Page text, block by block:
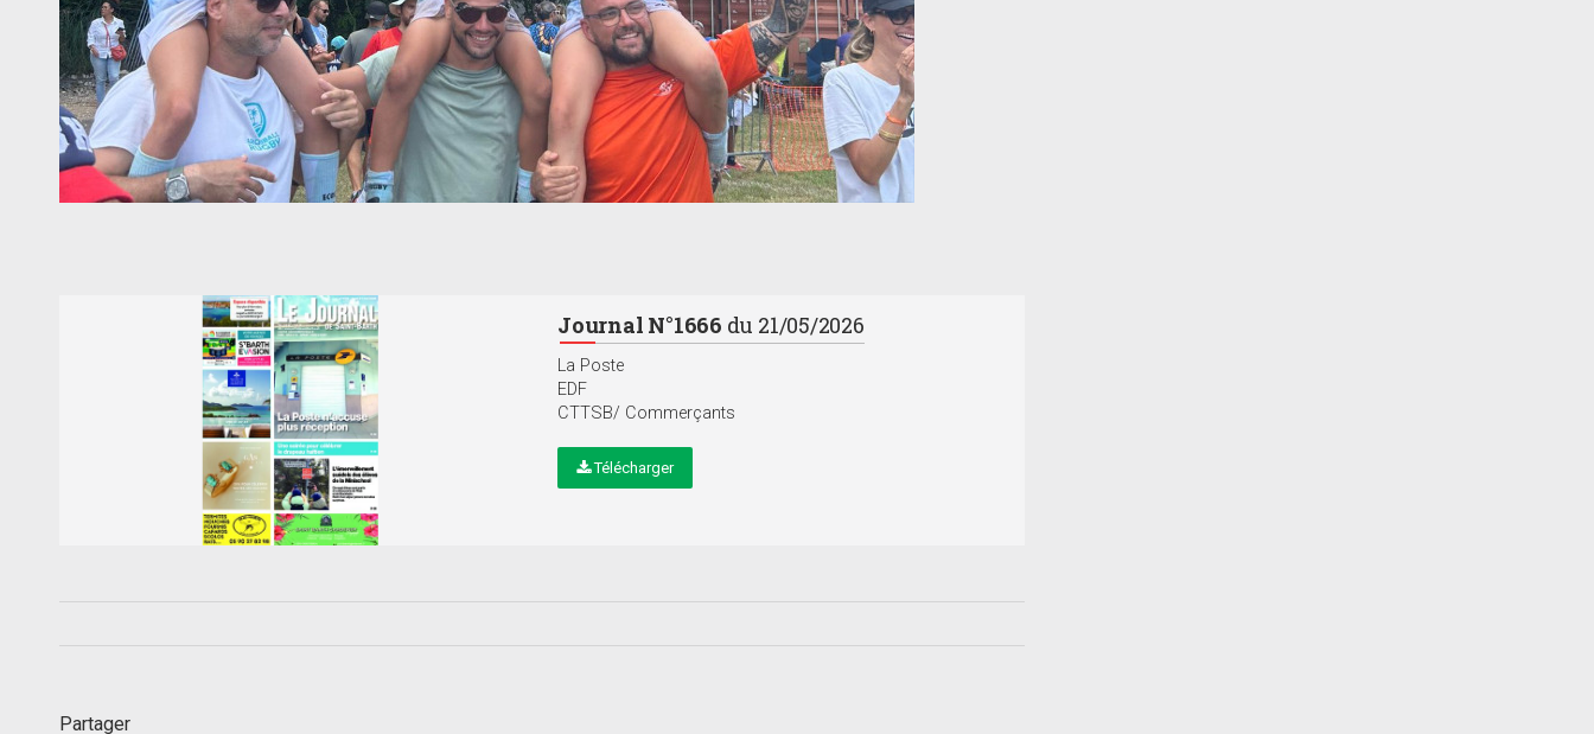
Journal N°1666 du 21/05/2026
La Poste
EDF
CTTSB/ Commerçants
Télécharger
Partager